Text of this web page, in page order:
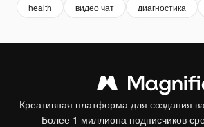
health видео чат диагностика
Креативная платформа для создания
Более 1 миллиона подписчиков